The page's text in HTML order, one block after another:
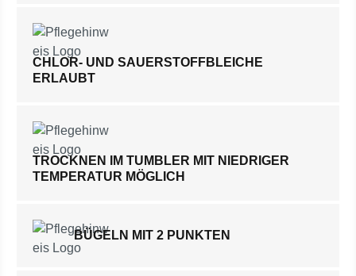
CHLOR- UND SAUERSTOFFBLEICHE
ERLAUBT
TROCKNEN IM TUMBLER MIT NIEDRIGER
TEMPERATUR MÖGLICH
BÜGELN MIT 2 PUNKTEN